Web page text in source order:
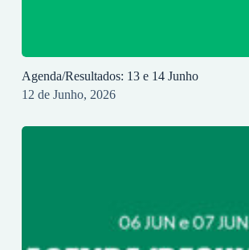
Agenda/Resultados: 13 e 14 Junho
12 de Junho, 2026